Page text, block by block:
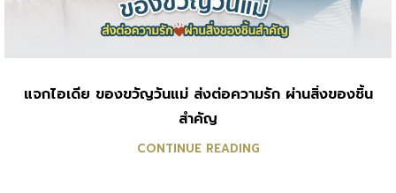
แจกไอเดีย ของขวัญวันแม่ ส่งต่อความรัก ผ่านสิ่งของชิ้น
สำคัญ
CONTINUE READING